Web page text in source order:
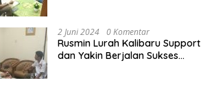
Diadakan LBH JSB Indonesia
2 Juni 2024 0 Komentar
Rusmin Lurah Kalibaru Support
dan Yakin Berjalan Sukses